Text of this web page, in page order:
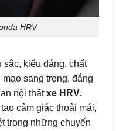
HRV
sắc, kiểu dáng, chất
sang trọng, đẳng
nội thấtxe HRV.
cảm giác thoải mái,
trong những chuyến